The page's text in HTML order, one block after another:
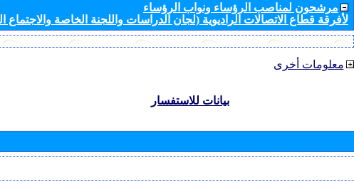
مرشحون لمناصب الرؤساء ونواب الرؤساء
لأفرقة قطاع الاتصالات الراديوية (لجان الدراسات واللجنة الخاصة
معلومات أخرى
بيانات للاستفسار